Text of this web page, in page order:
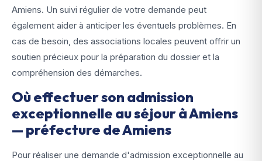
Amiens. Un suivi régulier de votre demande peut
également aider à anticiper les éventuels problèmes. En
cas de besoin, des associations locales peuvent offrir un
soutien précieux pour la préparation du dossier et la
compréhension des démarches.
Où effectuer son admission
exceptionnelle au séjour à Amiens
— préfecture de Amiens
Pour réaliser une demande d'admission exceptionnelle au